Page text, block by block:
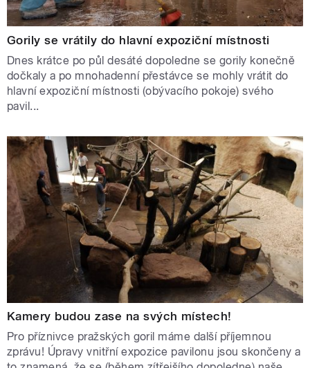
Gorily se vrátily do hlavní expoziční místnosti
Dnes krátce po půl desáté dopoledne se gorily konečně
dočkaly a po mnohadenní přestávce se mohly vrátit do
hlavní expoziční místnosti (obývacího pokoje) svého
pavil...
Kamery budou zase na svých místech!
Pro příznivce pražských goril máme další příjemnou
zprávu! Úpravy vnitřní expozice pavilonu jsou skončeny a